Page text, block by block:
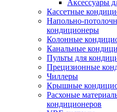
Аксессуары
Кассетные
Напольно-
кондиционеры
Колонные
Канальные
Пульты для
Прецизионные
Чиллеры
Крышные
Расхоные
кондиционеров